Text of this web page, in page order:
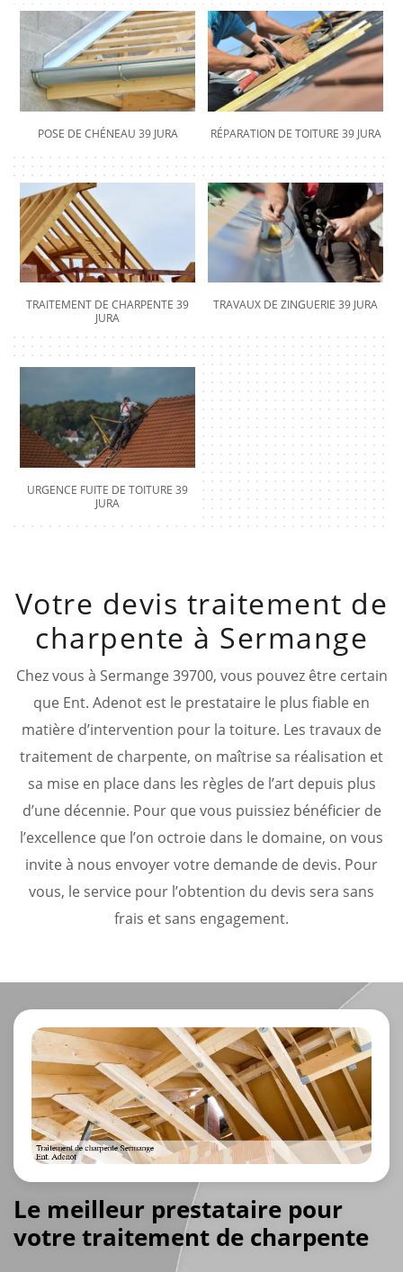
POSE DE CHÉNEAU 39 JURA RÉPARATION DE TOITURE 39 JURA
TRAITEMENT DE CHARPENTE 39
JURA
TRAVAUX DE ZINGUERIE 39 JURA
URGENCE FUITE DE TOITURE 39
JURA
Votre devis traitement de
charpente à Sermange
Chez vous à Sermange 39700, vous pouvez être certain
que Ent. Adenot est le prestataire le plus fiable en
matière d’intervention pour la toiture. Les travaux de
traitement de charpente, on maîtrise sa réalisation et
sa mise en place dans les règles de l’art depuis plus
d’une décennie. Pour que vous puissiez bénéficier de
l’excellence que l’on octroie dans le domaine, on vous
invite à nous envoyer votre demande de devis. Pour
vous, le service pour l’obtention du devis sera sans
frais et sans engagement.
Le meilleur prestataire pour
votre traitement de charpente